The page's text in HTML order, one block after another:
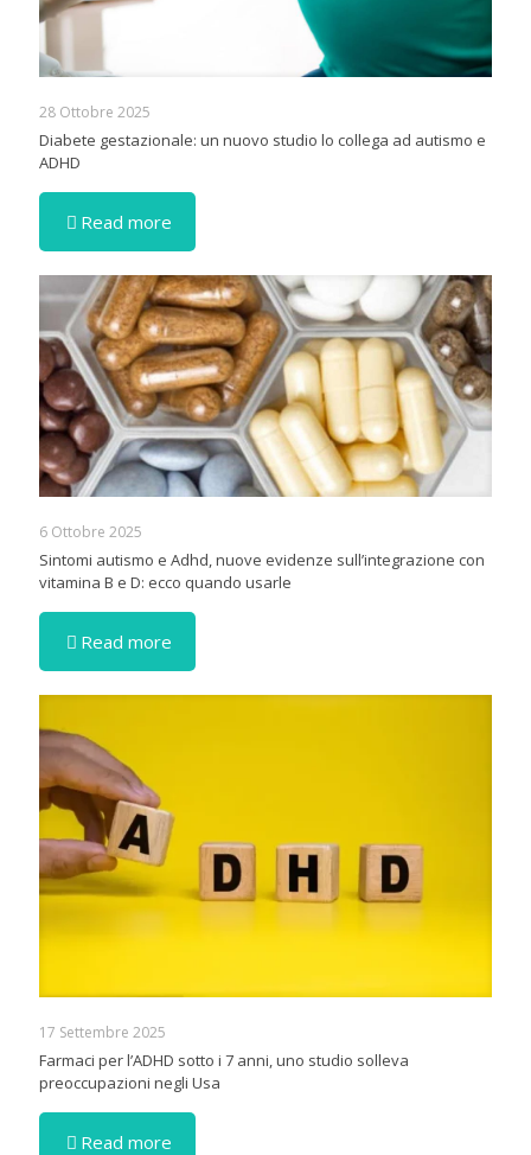
28 Ottobre 2025
Diabete gestazionale: un nuovo studio lo collega ad autismo e
ADHD
Read more
6 Ottobre 2025
Sintomi autismo e Adhd, nuove evidenze sull’integrazione con
vitamina B e D: ecco quando usarle
Read more
17 Settembre 2025
Farmaci per l’ADHD sotto i 7 anni, uno studio solleva
preoccupazioni negli Usa
Read more